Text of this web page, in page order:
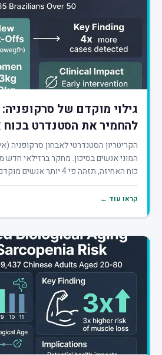
גילוי מוקדם של
להחמיר את הסטנדרט בכוח
הקריטריון הסטנדרטי לאבחון סרקופניה
המוני אנשים בסיכון. מחקר ברזילאי
כוח האחיזה, תזהה פי 4 יותר אנשים מוקדם,...
קראו עוד ←